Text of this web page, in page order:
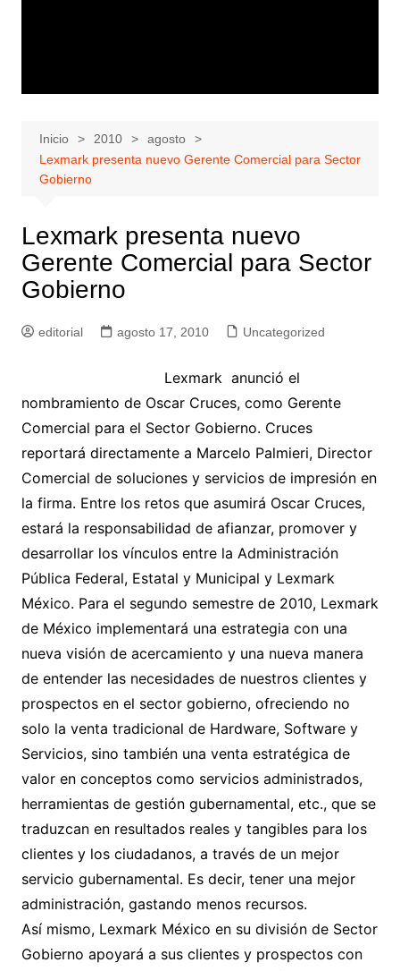
Inicio 2010
agosto
Lexmark presenta nuevo Gerente Comercial para Sector
Gobierno
Lexmark presenta nuevo
Gerente Comercial para Sector
Gobierno
editorial agosto 17, 2010 Uncategorized
Lexmark anunció el
nombramiento de Oscar Cruces, como Gerente
Comercial para el Sector Gobierno. Cruces
reportará directamente a Marcelo Palmieri, Director
Comercial de soluciones y servicios de impresión en
la firma. Entre los retos que asumirá Oscar Cruces,
estará la responsabilidad de afianzar, promover y
desarrollar los vínculos entre la Administración
Pública Federal, Estatal y Municipal y Lexmark
México. Para el segundo semestre de 2010, Lexmark
de México implementará una estrategia con una
nueva visión de acercamiento y una nueva manera
de entender las necesidades de nuestros clientes y
prospectos en el sector gobierno, ofreciendo no
solo la venta tradicional de Hardware, Software y
Servicios, sino también una venta estratégica de
valor en conceptos como servicios administrados,
herramientas de gestión gubernamental, etc., que se
traduzcan en resultados reales y tangibles para los
clientes y los ciudadanos, a través de un mejor
servicio gubernamental. Es decir, tener una mejor
administración, gastando menos recursos.
Así mismo, Lexmark México en su división de Sector
Gobierno apoyará a sus clientes y prospectos con